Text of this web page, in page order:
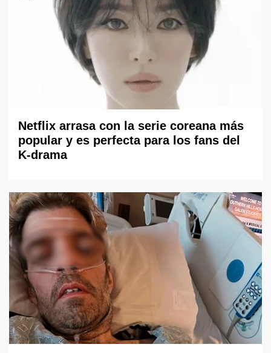
Netflix arrasa con la serie coreana más
popular y es perfecta para los fans del
K-drama